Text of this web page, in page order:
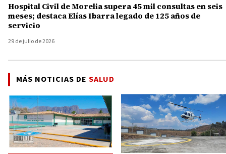
Hospital Civil de Morelia supera 45 mil consultas en seis
meses; destaca Elías Ibarra legado de 125 años de
servicio
29 de julio de 2026
MÁS NOTICIAS DE SALUD